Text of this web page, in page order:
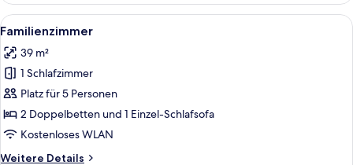
Alle
Fotos
für
Familienzimmer
anzeigen
Ein modernes Hotelzimmer mit
8
Familienzimmer
39 m²
1 Schlafzimmer
Platz für 5 Personen
2 Doppelbetten und 1 Einzel-Schlafsofa
Kostenloses WLAN
Weitere Details
Weitere